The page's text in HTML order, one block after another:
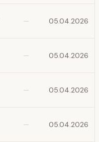
— 05.04.2026
— 05.04.2026
— 05.04.2026
— 05.04.2026